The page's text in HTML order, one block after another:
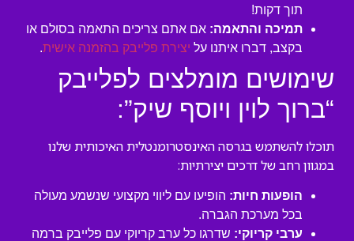
תוך דקות!
תמיכה והתאמה: אם אתם צריכים התאמה בסולם או
בקצב, דברו איתנו על יצירת פלייבק בהזמנה אישית.
שימושים מומלצים לפלייבק
“ברוך לוין ויוסף שיק”:
תוכלו להשתמש בגרסה האינסטרומנטלית האיכותית שלנו
במגוון רחב של דרכים יצירתיות:
הופעות חיות: הופיעו עם ליווי מקצועי שנשמע מעולה
בכל מערכת הגברה.
ערבי קריוקי: שדרגו כל ערב קריוקי עם פלייבק ברמה